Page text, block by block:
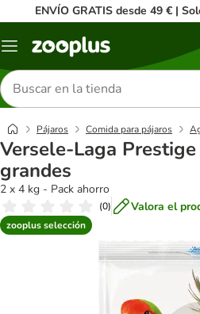
ENVÍO GRATIS desde 49 € |
Menú
Buscar
productos
Pájaros Comida para pájaros
Versele-Laga
grandes
2 x 4 kg - Pack ahorro
(0) Valora el
zooplus selección